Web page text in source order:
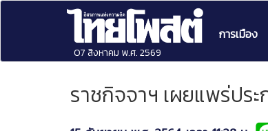
07 สิงหาคม พ.ศ. 2569
การเมือง
ราชกิจจาฯ เผยแพร่ปร